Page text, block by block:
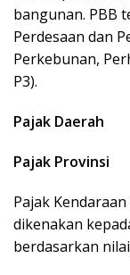
bangunan. PBB
Perdesaan dan
Perkebunan,
P3).
Pajak Daerah
Pajak Provinsi
Pajak
dikenakan
berdasarkan